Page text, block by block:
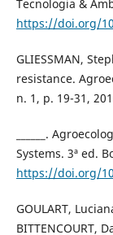
Tecnologia &
https://doi.org/
GLIESSMAN,
resistance.
n. 1, p. 19-31,
______.
Systems. 3ª ed.
https://doi.org/
GOULART,
BITTENCOURT,